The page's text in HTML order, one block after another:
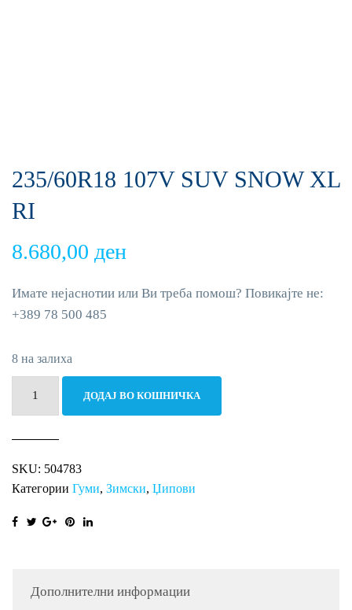
235/60R18 107V SUV SNOW XL
RI
8.680,00 ден
Имате нејаснотии или Ви треба помош? Повикајте не:
+389 78 500 485
8 на залиха
XL
RI
количина
ДОДАЈ ВО КОШНИЧКА
SKU: 504783
Категории Гуми, Зимски, Џипови
Дополнителни информации